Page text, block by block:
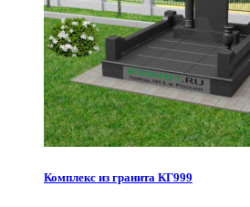
Комплекс из гранита КГ999